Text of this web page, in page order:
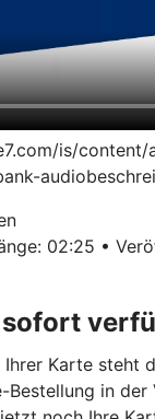
is/
02:25 •
Karte steht
in der